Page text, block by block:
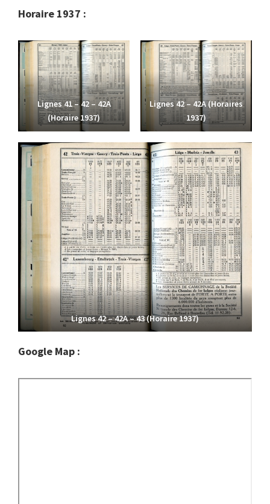
Horaire 1937 :
Lignes 41 – 42 – 42A
(Horaire 1937)
Lignes 42 – 42A (Horaires
1937)
Lignes 42 – 42A – 43 (Horaire 1937)
Google Map :